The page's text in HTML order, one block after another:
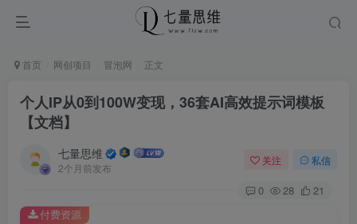
首页 网创项目 冒泡网 正文
个人IP从0到100W变现，36套AI高效提示词模板
【文档】
七量思维
2个月前发布
关注 私信
0 28 21
付费资源